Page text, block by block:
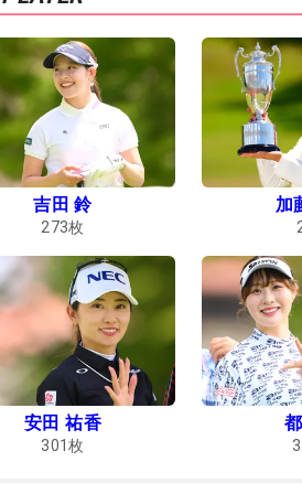
吉田 鈴
273枚
加
安田 祐香
301枚